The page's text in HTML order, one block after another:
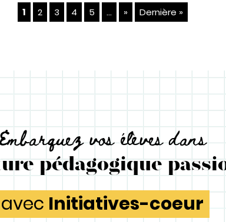
1 2 3 4 5 ... » Dernière »
vos élèves dans
pédagogique
avec Initiatives-coeur